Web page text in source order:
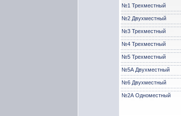
№1 Трехместный
№2 Двухместный
№3 Трехместный
№4 Трехместный
№5 Трехместный
№5A Двухместный
№6 Двухместный
№2А Одноместный